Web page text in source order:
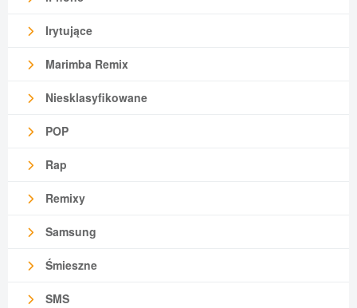
Irytujące
Marimba Remix
Niesklasyfikowane
POP
Rap
Remixy
Samsung
Śmieszne
SMS